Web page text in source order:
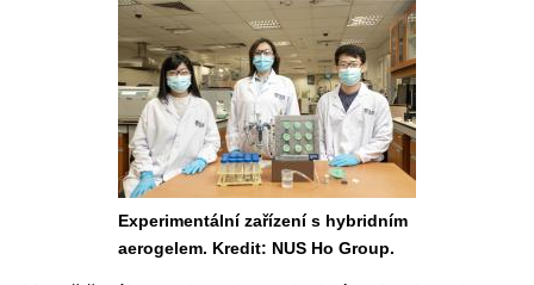
Experimentální zařízení s hybridním
aerogelem. Kredit: NUS Ho Group.